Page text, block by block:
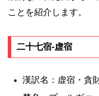
ことを紹介します。
二十七宿-虚宿
漢訳名：虚宿・貪